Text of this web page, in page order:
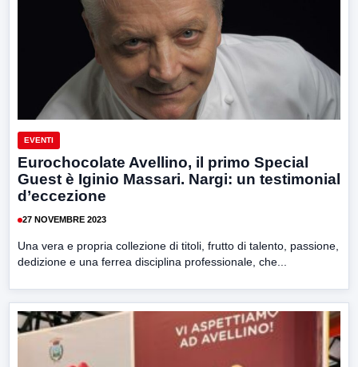
EVENTI
Eurochocolate Avellino, il primo Special
Guest è Iginio Massari. Nargi: un testimonial
d’eccezione
27 NOVEMBRE 2023
Una vera e propria collezione di titoli, frutto di talento, passione,
dedizione e una ferrea disciplina professionale, che...